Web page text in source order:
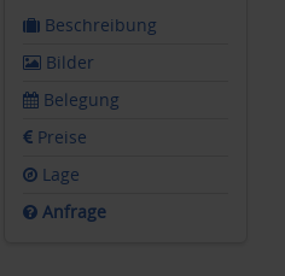
Beschreibung
Bilder
Belegung
Preise
Lage
Anfrage